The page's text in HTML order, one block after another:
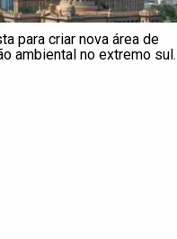
para criar nova área de
ambiental no extremo sul